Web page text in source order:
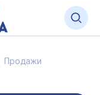
Продажи